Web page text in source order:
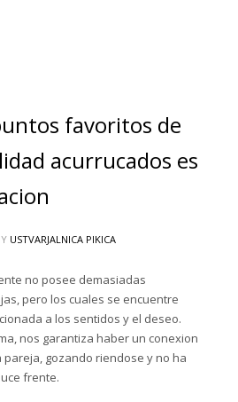
favoritos de
acurrucados es
USTVARJALNICA PIKICA
no posee demasiadas
pero los cuales se encuentre
a los sentidos y el deseo.
nos garantiza haber un conexion
gozando riendose y no ha
frente.